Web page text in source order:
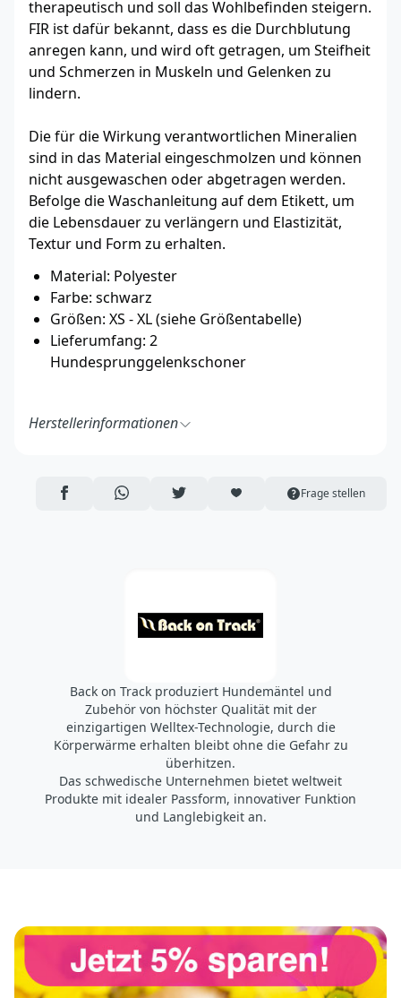
therapeutisch und soll das Wohlbefinden steigern.
FIR ist dafür bekannt, dass es die Durchblutung
anregen kann, und wird oft getragen, um Steifheit
und Schmerzen in Muskeln und Gelenken zu
lindern.
Die für die Wirkung verantwortlichen Mineralien
sind in das Material eingeschmolzen und können
nicht ausgewaschen oder abgetragen werden.
Befolge die Waschanleitung auf dem Etikett, um
die Lebensdauer zu verlängern und Elastizität,
Textur und Form zu erhalten.
Material: Polyester
Farbe: schwarz
Größen: XS - XL (siehe Größentabelle)
Lieferumfang: 2
Hundesprunggelenkschoner
Herstellerinformationen
753 23 Uppsala
Schweden
AUF FACEBOOK TEILEN
ÜBER WHATSAPP TEILEN
AUF TWITTER TEILENARTIKEL AUF DIE MERKLISTE
Frage stellen
Back on Track produziert Hundemäntel und
Zubehör von höchster Qualität mit der
einzigartigen Welltex-Technologie, durch die
Körperwärme erhalten bleibt ohne die Gefahr zu
überhitzen.
Das schwedische Unternehmen bietet weltweit
Produkte mit idealer Passform, innovativer Funktion
und Langlebigkeit an.